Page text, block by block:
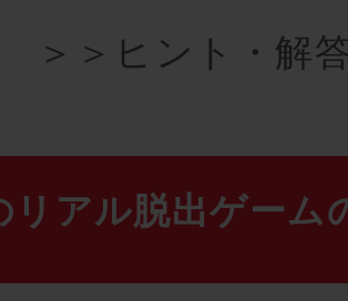
＞＞ヒント・解
リアル脱出ゲーム